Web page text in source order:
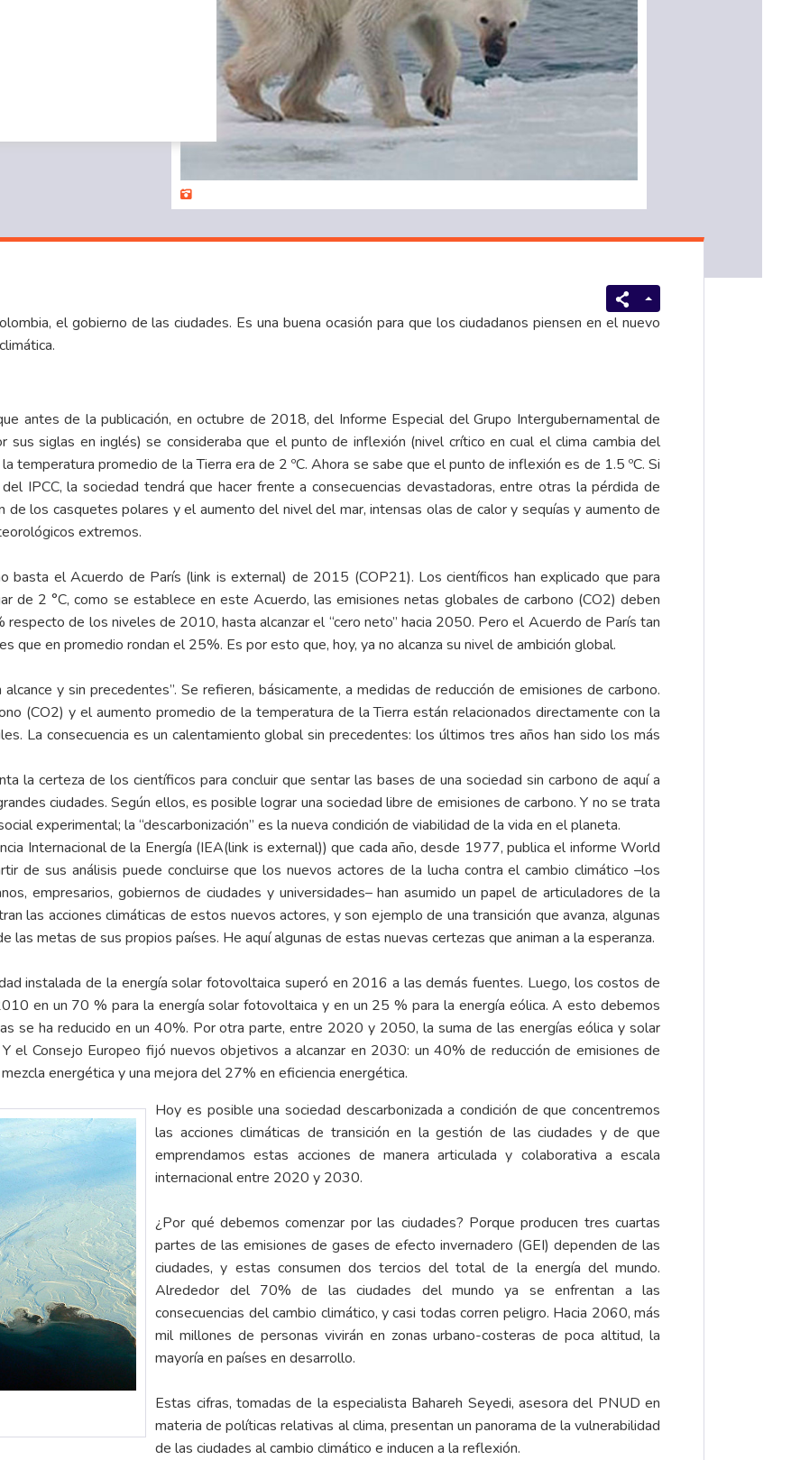
el gobierno de las ciudades. Es una buena ocasión para que los ciudadanos piensen en el nuevo
antes de la publicación, en octubre de 2018, del Informe Especialdel Grupo Intergubernamental de
sus siglas en inglés) se consideraba que el punto de inflexión (nivel crítico en cual el clima cambia del
temperatura promedio de la Tierra era de 2 ºC. Ahora se sabe que el punto de inflexión es de 1.5 ºC. Si
IPCC, la sociedad tendrá que hacer frente a consecuencias devastadoras, entre otras la pérdida de
de los casquetes polares y el aumento del nivel del mar, intensas olas de calor y sequías y aumento de
extremos.
basta elAcuerdo de París (link is external) de 2015 (COP21). Los científicos han explicado que para
de 2 °C, como se establece en este Acuerdo, las emisiones netas globales de carbono (CO2) deben
de los niveles de 2010, hasta alcanzar el “cero neto” hacia 2050. Pero el Acuerdo de París tan
que en promedio rondan el 25%. Es por esto que, hoy, ya no alcanza su nivel de ambición global.
y sin precedentes”. Se refieren, básicamente, a medidas de reducción de emisiones de carbono.
(CO2) y el aumento promedio de la temperatura de la Tierra están relacionados directamente con la
La consecuencia es un calentamiento global sin precedentes: los últimos tres años han sido los más
la certeza de los científicos para concluir que sentar las bases de una sociedad sin carbono de aquí a
ciudades. Según ellos, es posible lograr una sociedad libre de emisiones de carbono. Y no se trata
experimental; la “descarbonización” es la nueva condición de viabilidad de la vida en el planeta.
Internacional de la Energía (IEA(link is external)) que cada año, desde 1977, publica el informe World
de sus análisis puede concluirse que los nuevos actores de la lucha contra el cambio climático –los
empresarios, gobiernos de ciudades y universidades– han asumido un papel de articuladores de la
las acciones climáticas de estos nuevos actores, y son ejemplo de una transición que avanza, algunas
las metas de sus propios países. He aquí algunas de estas nuevas certezas que animan a la esperanza.
instalada de la energía solar fotovoltaica superó en 2016 a las demás fuentes. Luego, los costos de
en un 70 % para la energía solar fotovoltaica y en un 25 % para la energía eólica. A esto debemos
se ha reducido en un 40%. Por otra parte, entre 2020 y 2050, la suma de las energías eólica y solar
el Consejo Europeo fijó nuevos objetivos a alcanzar en 2030: un 40% de reducción de emisiones de
energética y una mejora del 27% en eficiencia energética.
Hoy es posible una sociedad descarbonizada a condición de que concentremos
las acciones climáticas de transición en la gestión de las ciudades y de que
emprendamos estas acciones de manera articulada y colaborativa a escala
internacional entre 2020 y 2030.
¿Por qué debemos comenzar por las ciudades? Porque producen tres cuartas
partes de las emisiones de gases de efecto invernadero (GEI) dependen de las
ciudades, y estas consumen dos tercios del total de la energía del mundo.
Alrededor del 70% de las ciudades del mundo ya se enfrentan a las
consecuencias del cambio climático, y casi todas corren peligro. Hacia 2060, más
mil millones de personas vivirán en zonas urbano-costeras de poca altitud, la
mayoría en países en desarrollo.
Estas cifras, tomadas de la especialista Bahareh Seyedi, asesora del PNUD en
materia de políticas relativas al clima, presentan un panorama de la vulnerabilidad
de las ciudades al cambio climático e inducen a la reflexión.